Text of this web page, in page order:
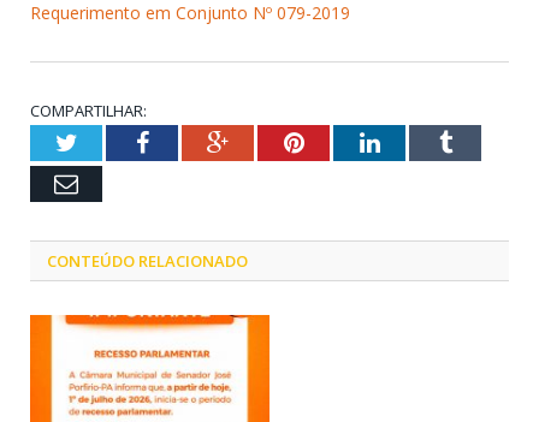
Requerimento em Conjunto Nº 079-2019
COMPARTILHAR:
TwitterFacebookGoogle+PinterestLinkedInTumblr
Email
CONTEÚDO RELACIONADO